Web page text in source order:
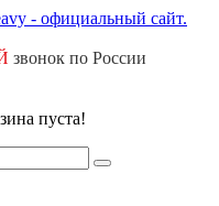
звонок по России
пуста!